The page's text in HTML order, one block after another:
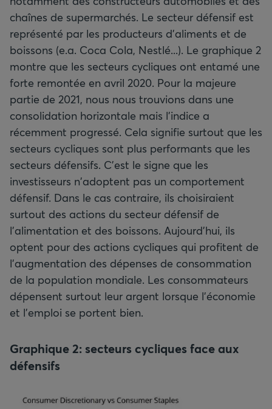
chaînes de supermarchés. Le secteur défensif est
représenté par les producteurs d’aliments et de
boissons (e.a. Coca Cola, Nestlé...). Le graphique 2
montre que les secteurs cycliques ont entamé une
forte remontée en avril 2020. Pour la majeure
partie de 2021, nous nous trouvions dans une
consolidation horizontale mais l’indice a
récemment progressé. Cela signifie surtout que les
secteurs cycliques sont plus performants que les
secteurs défensifs. C'est le signe que les
investisseurs n'adoptent pas un comportement
défensif. Dans le cas contraire, ils choisiraient
surtout des actions du secteur défensif de
l’alimentation et des boissons. Aujourd’hui, ils
optent pour des actions cycliques qui profitent de
l’augmentation des dépenses de consommation
de la population mondiale. Les consommateurs
dépensent surtout leur argent lorsque l’économie
et l’emploi se portent bien.
Graphique 2: secteurs cycliques face aux
défensifs